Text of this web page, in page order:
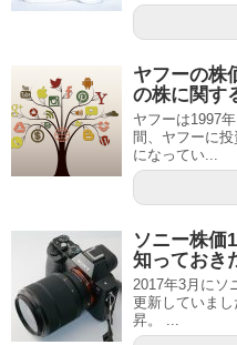
ヤフーの株
の株に関す
ヤフーは1997
間、ヤフーに
になってい...
ソニー株価
知っておき
2017年3月にソ
更新していま
昇。 ...